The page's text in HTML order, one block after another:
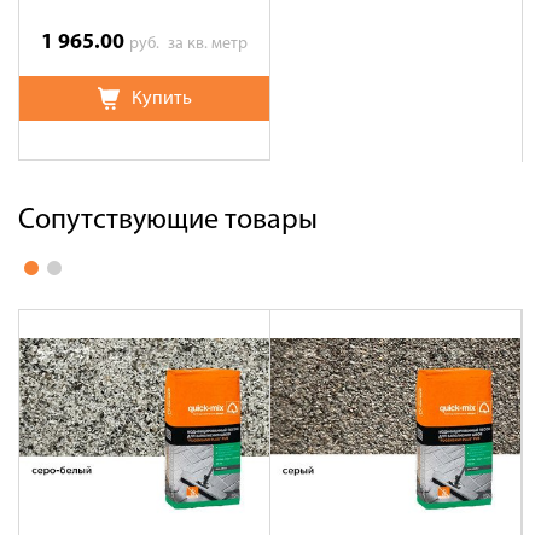
1 965.00 руб. за кв. метр
Купить
Сопутствующие товары